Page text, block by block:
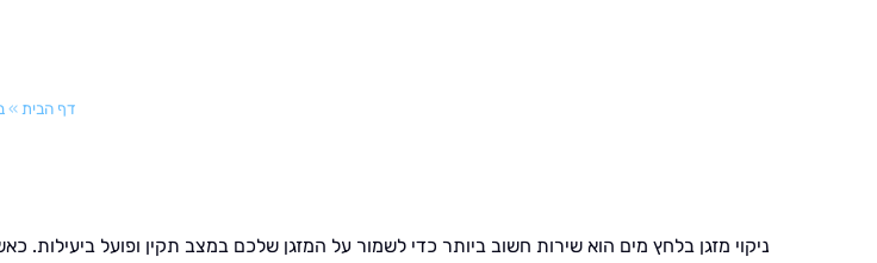
דף הבית »
ניקוי מזגן בלחץ מים הוא שירות חשוב ביותר כדי לשמור על המזגן שלכם במצב תקין ופועל ביעילות.